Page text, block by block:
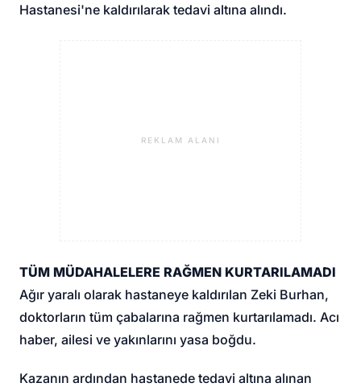
Hastanesi'ne kaldırılarak tedavi altına alındı.
REKLAM ALANI
TÜM MÜDAHALELERE RAĞMEN KURTARILAMADI
Ağır yaralı olarak hastaneye kaldırılan Zeki Burhan,
doktorların tüm çabalarına rağmen kurtarılamadı. Acı
haber, ailesi ve yakınlarını yasa boğdu.
Kazanın ardından hastanede tedavi altına alınan